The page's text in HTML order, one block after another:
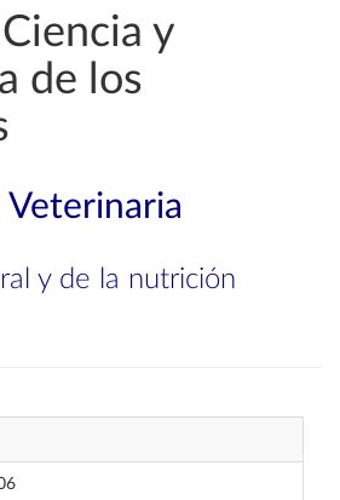
y
de los
Veterinaria
y de la nutrición